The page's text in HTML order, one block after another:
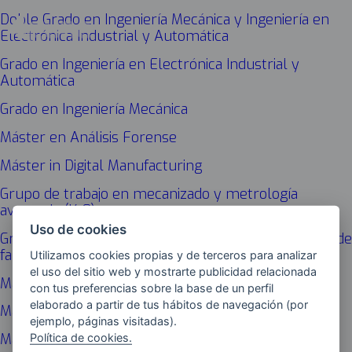
Doble Grado en Ingeniería Mecánica y Ingeniería en
Electrónica Industrial y Automática
Grado en Ingeniería en Electrónica Industrial y
Automática
Grado en Ingeniería Mecánica
Máster en Análisis Forense
Máster in Digital Manufacturing
Grupo de trabajo en mecanizado y metrología
avanzada (I4.0)
Grupo de trabajo Fábrica Digital aplicada a procesos de
fabricación avanzada (I4.0)
Máster Inteligencia Artificial
Máster Ingeniería de Telecomunicación
Máster Ingeniería Biomédica
Uso de cookies
Utilizamos cookies propias y de terceros para analizar
el uso del sitio web y mostrarte publicidad relacionada
con tus preferencias sobre la base de un perfil
elaborado a partir de tus hábitos de navegación (por
ejemplo, páginas visitadas).
Política de cookies.